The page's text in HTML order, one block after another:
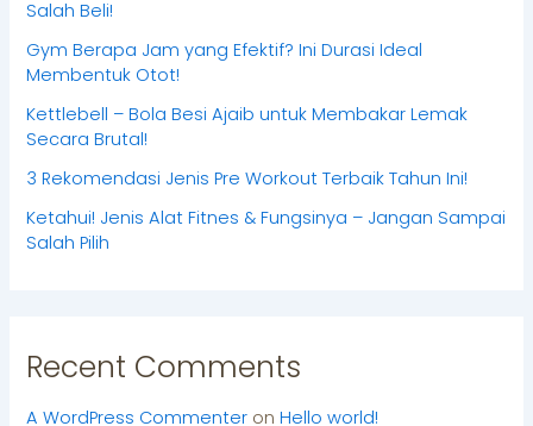
Salah Beli!
Gym Berapa Jam yang Efektif? Ini Durasi Ideal
Membentuk Otot!
Kettlebell – Bola Besi Ajaib untuk Membakar Lemak
Secara Brutal!
3 Rekomendasi Jenis Pre Workout Terbaik Tahun Ini!
Ketahui! Jenis Alat Fitnes & Fungsinya – Jangan Sampai
Salah Pilih
Recent Comments
A WordPress Commenter onHello world!